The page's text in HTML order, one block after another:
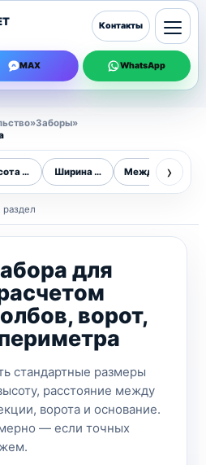
MAX WhatsApp
Контакты
»Заборы»
по стандартамШирина забораМежду ›
для
ворот,
стандартные размеры
расстояние между
ворота и основание.
— если точных